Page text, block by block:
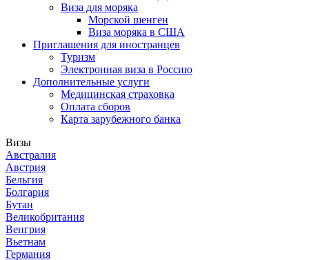
Виза для моряка
Морской шенген
Виза моряка в США
Приглашения для иностранцев
Туризм
Электронная виза в Россию
Дополнительные услуги
Медицинская страховка
Оплата сборов
Карта зарубежного банка
Визы
Австралия
Австрия
Бельгия
Болгария
Бутан
Великобритания
Венгрия
Вьетнам
Германия